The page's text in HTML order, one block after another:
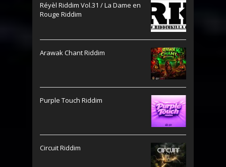
Réyèl Riddim Vol.31 / La Dame en
Rouge Riddim
Arawak Chant Riddim
Purple Touch Riddim
Circuit Riddim